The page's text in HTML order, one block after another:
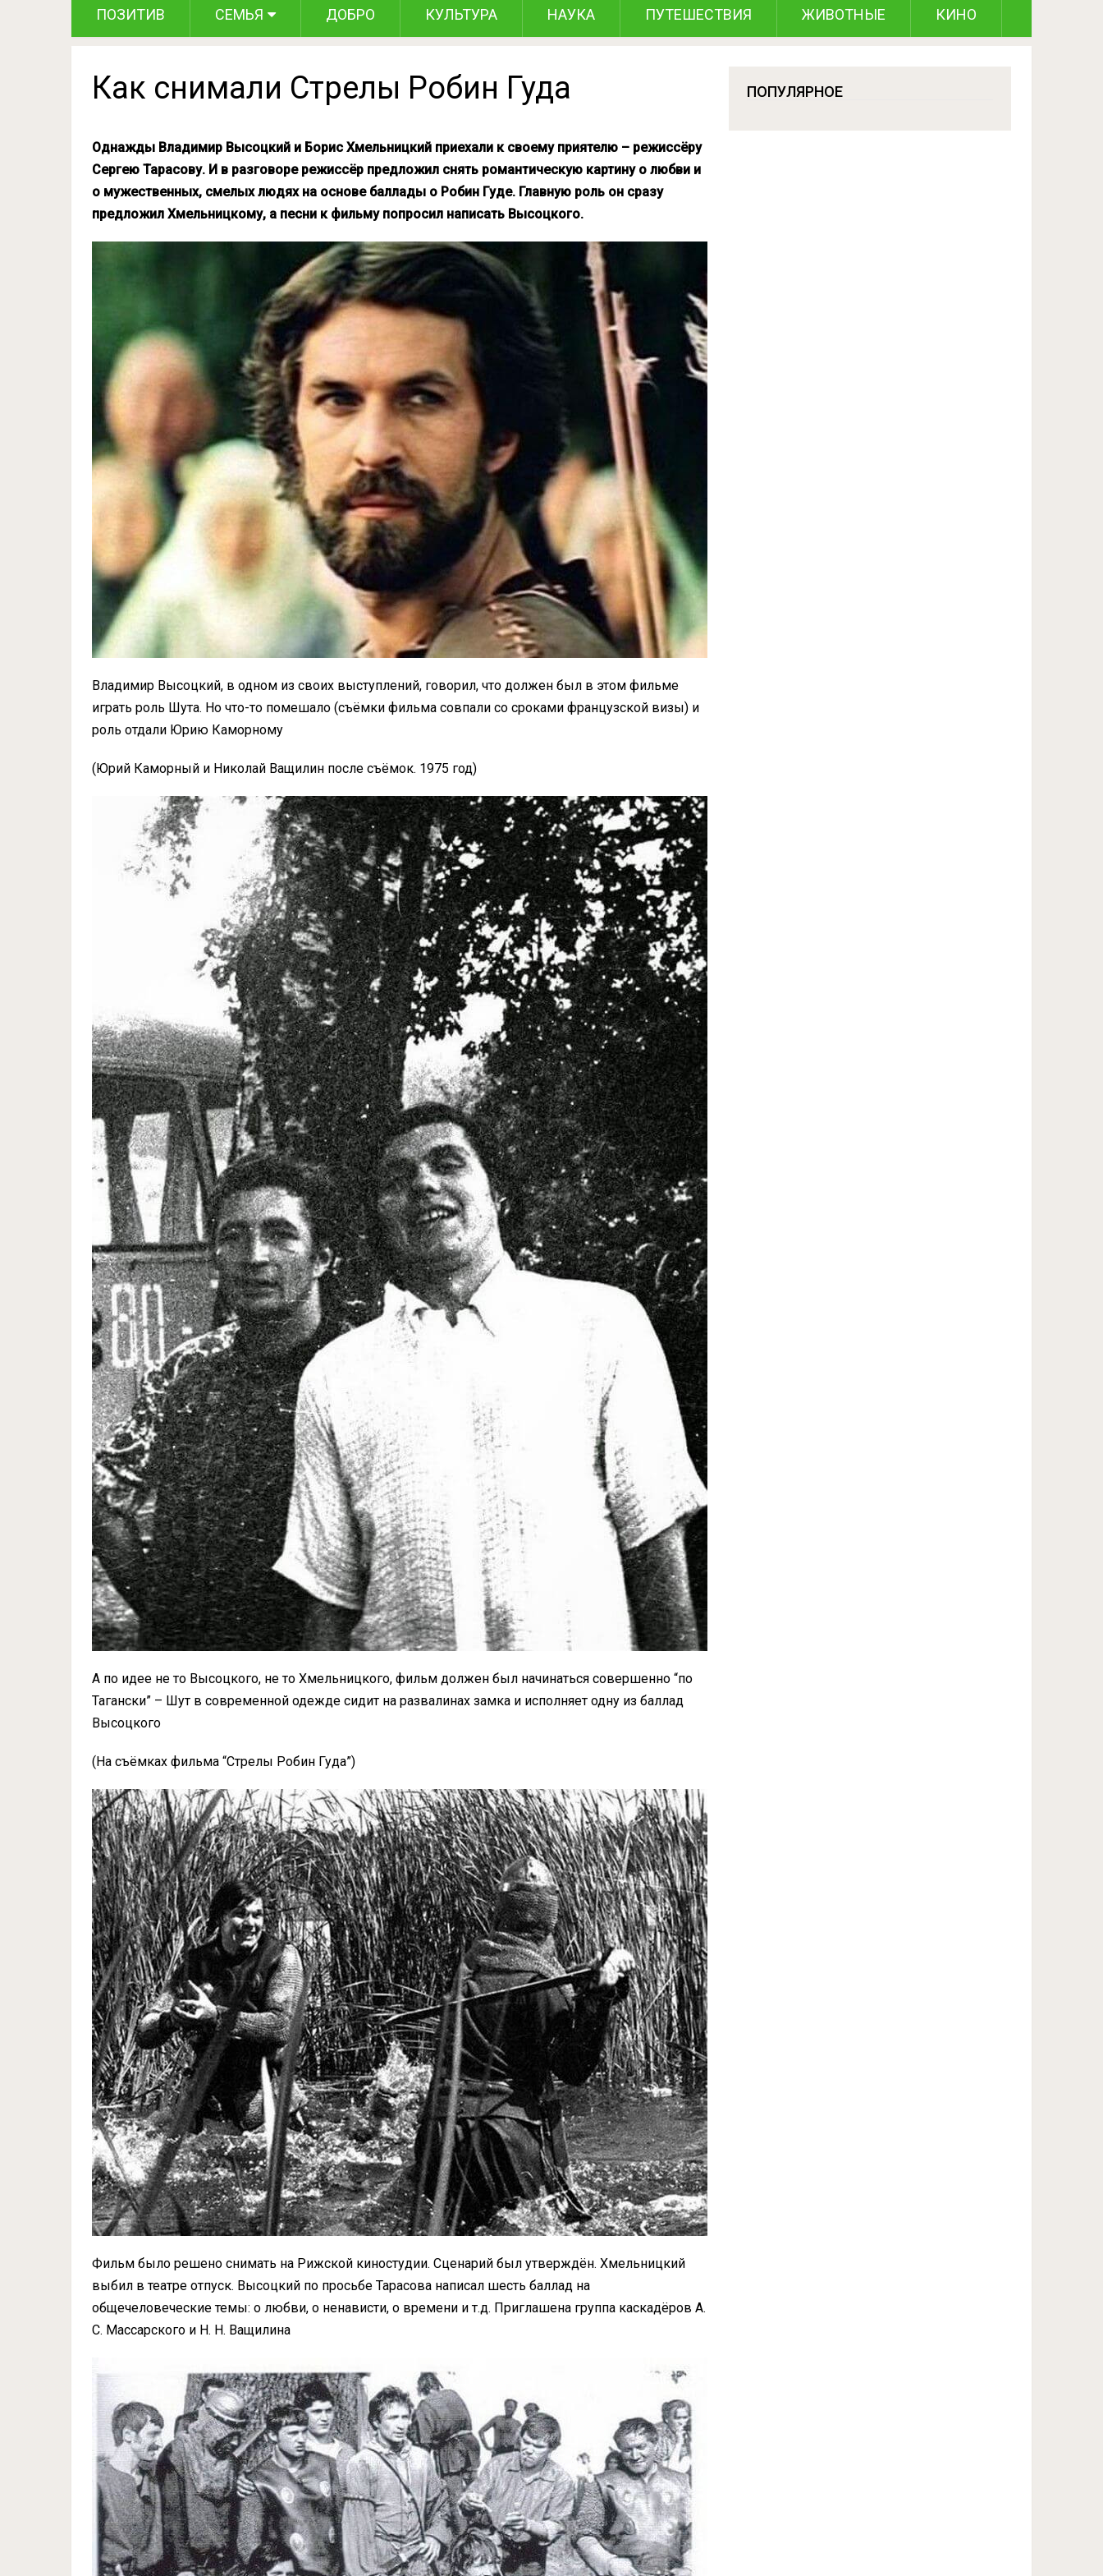
ПОЗИТИВ СЕМЬЯ ДОБРО КУЛЬТУРА НАУКА ПУТЕШЕСТВИЯ ЖИВОТНЫЕ КИНО
Как снимали Стрелы Робин Гуда
Однажды Владимир Высоцкий и Борис Хмельницкий приехали к своему приятелю – режиссёру
Сергею Тарасову. И в разговоре режиссёр предложил снять романтическую картину о любви и
о мужественных, смелых людях на основе баллады о Робин Гуде. Главную роль он сразу
предложил Хмельницкому, а песни к фильму попросил написать Высоцкого.
Владимир Высоцкий, в одном из своих выступлений, говорил, что должен был в этом фильме
играть роль Шута. Но что-то помешало (съёмки фильма совпали со сроками французской визы) и
роль отдали Юрию Каморному
(Юрий Каморный и Николай Ващилин после съёмок. 1975 год)
А по идее не то Высоцкого, не то Хмельницкого, фильм должен был начинаться совершенно “по
Тагански” – Шут в современной одежде сидит на развалинах замка и исполняет одну из баллад
Высоцкого
(На съёмках фильма “Стрелы Робин Гуда”)
Фильм было решено снимать на Рижской киностудии. Сценарий был утверждён. Хмельницкий
выбил в театре отпуск. Высоцкий по просьбе Тарасова написал шесть баллад на
общечеловеческие темы: о любви, о ненависти, о времени и т.д. Приглашена группа каскадёров А.
С. Массарского и Н. Н. Ващилина
ПОПУЛЯРНОЕ